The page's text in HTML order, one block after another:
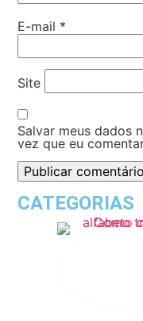
E-mail *
Site
Salvar meus dados
vez que eu
CATEGORIAS